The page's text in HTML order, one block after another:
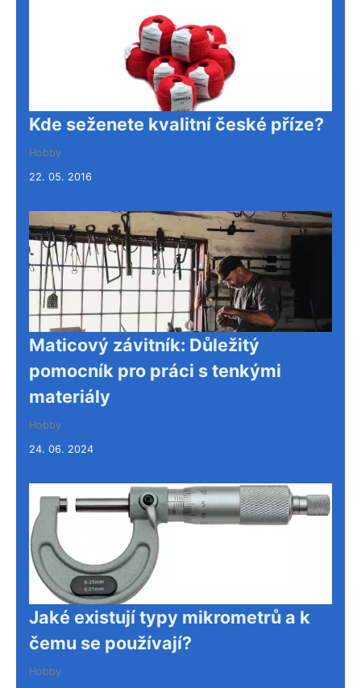
Kde seženete kvalitní české příze?
Hobby
22. 05. 2016
Maticový závitník: Důležitý
pomocník pro práci s tenkými
materiály
Hobby
24. 06. 2024
Jaké existují typy mikrometrů a k
čemu se používají?
Hobby